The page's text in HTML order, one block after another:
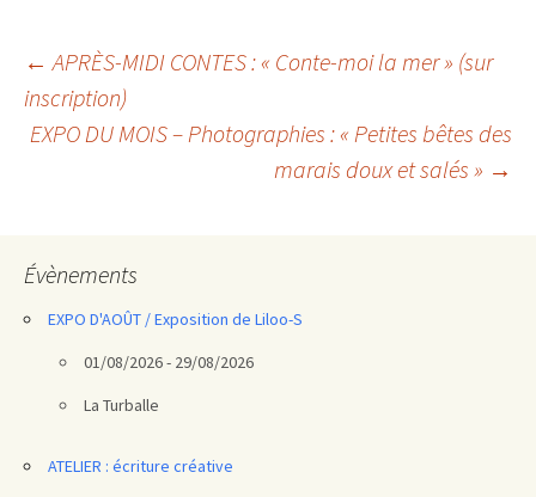
Navigation
des
← APRÈS-MIDI CONTES : « Conte-moi la mer » (sur
inscription)
EXPO DU MOIS – Photographies : « Petites bêtes des
marais doux et salés » →
Évènements
EXPO D'AOÛT / Exposition de Liloo-S
01/08/2026 - 29/08/2026
La Turballe
ATELIER : écriture créative